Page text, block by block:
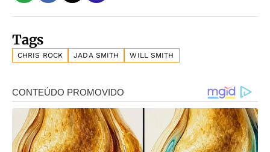
Tags
CHRIS ROCK JADA SMITH WILL SMITH